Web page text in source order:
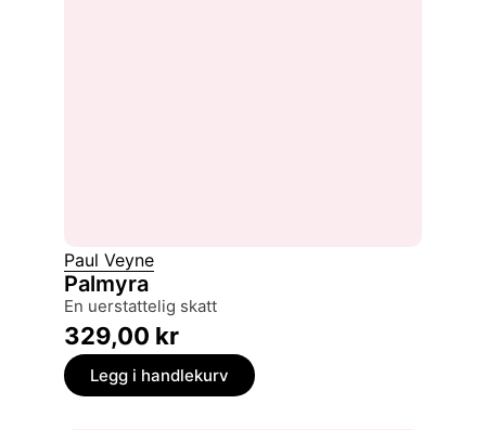
Paul Veyne
Palmyra
en uerstattelig skatt
329,00 kr
Legg i handlekurv